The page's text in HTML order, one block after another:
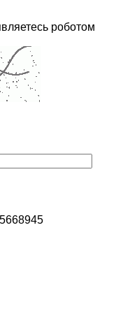
роботом